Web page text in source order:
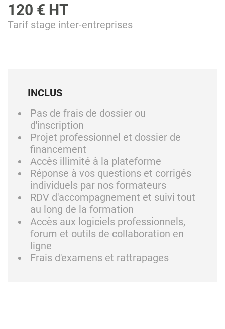
120 € HT
Tarif stage inter-entreprises
INCLUS
Pas de frais de dossier ou
d'inscription
Projet professionnel et dossier de
financement
Accès illimité à la plateforme
Réponse à vos questions et corrigés
individuels par nos formateurs
RDV d'accompagnement et suivi tout
au long de la formation
Accès aux logiciels professionnels,
forum et outils de collaboration en
ligne
Frais d'examens et rattrapages